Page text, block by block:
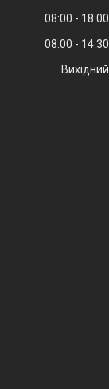
08:00
18:00
08:00
14:30
Вихідний